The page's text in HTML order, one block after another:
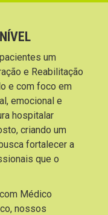
um
e Reabilitação
e com foco em
emocional e
hospitalar
criando um
fortalecer a
que o
Médico
nossos